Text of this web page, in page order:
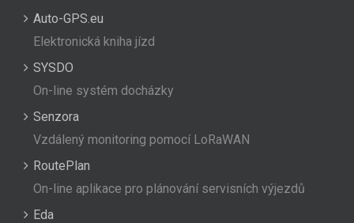
Auto-GPS.eu
Elektronická kniha jízd
SYSDO
On-line systém docházky
Senzora
Vzdálený monitoring pomocí LoRaWAN
RoutePlan
On-line aplikace pro plánování servisních výjezdů
Eda